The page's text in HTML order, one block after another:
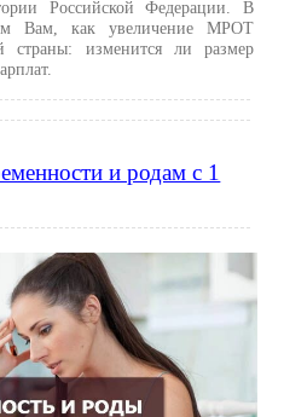
Российской Федерации. В
Вам, как увеличение МРОТ
страны: изменится ли размер
и родам с 1